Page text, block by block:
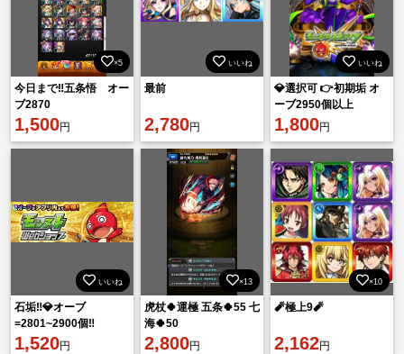
×5
今日まで‼️五条悟 オー
ブ2870
1,500円
いいね
最前
2,780円
いいね
💎選択可 👉初期垢 オ
ーブ2950個以上
1,800円
いいね
石垢‼️💎オーブ
=2801~2900個‼️
1,520円
×13
虎杖🍀︎運極 五条🍀︎55 七
海🍀︎50
2,800円
×10
🧨極上9🧨
2,162円